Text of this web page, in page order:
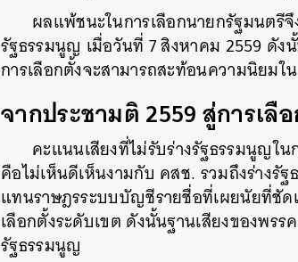
ผลแพ้ชนะในการเลือกนายกรัฐมนตรี
รัฐธรรมนูญ เมื่อวันที่ 7 สิงหาคม 2559 ดั
การเลือกตั้งจะสามารถสะท้อนความนิยมใ
จากประชามติ 2559 สู่การเลื
คะแนนเสียงที่ไม่รับร่างรัฐธรรมนูญใ
คือไม่เห็นดีเห็นงามกับ คสช. รวมถึงร่างรั
แทนราษฎรระบบบัญชีรายชื่อที่เผยนัยที่ชัด
เลือกตั้งระดับเขต ดังนั้นฐานเสียงของพร
รัฐธรรมนูญ